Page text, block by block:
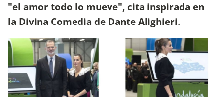
"el amor todo lo mueve", cita inspirada en
la Divina Comedia de Dante Alighieri.